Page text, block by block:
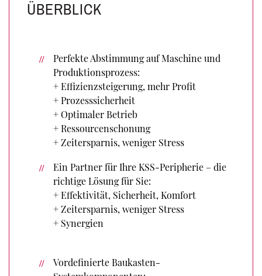
ÜBERBLICK
Perfekte Abstimmung auf Maschine und
Produktionsprozess:
+ Effizienzsteigerung, mehr Profit
+ Prozesssicherheit
+ Optimaler Betrieb
+ Ressourcenschonung
+ Zeitersparnis, weniger Stress
Ein Partner für Ihre KSS-Peripherie – die
richtige Lösung für Sie:
+ Effektivität, Sicherheit, Komfort
+ Zeitersparnis, weniger Stress
+ Synergien
Vordefinierte Baukasten-